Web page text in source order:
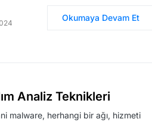
Okumaya Devam Et
Analiz Teknikleri
malware, herhangi bir ağı, hizmeti